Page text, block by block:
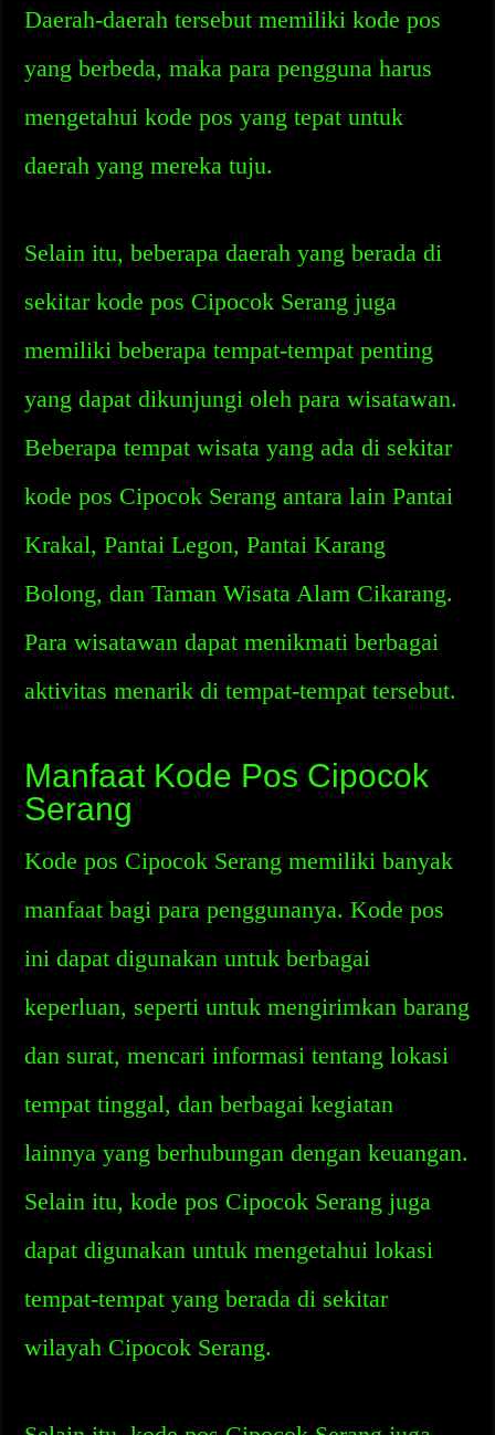
Daerah-daerah tersebut memiliki kode pos
yang berbeda, maka para pengguna harus
mengetahui kode pos yang tepat untuk
daerah yang mereka tuju.
Selain itu, beberapa daerah yang berada di
sekitar kode pos Cipocok Serang juga
memiliki beberapa tempat-tempat penting
yang dapat dikunjungi oleh para wisatawan.
Beberapa tempat wisata yang ada di sekitar
kode pos Cipocok Serang antara lain Pantai
Krakal, Pantai Legon, Pantai Karang
Bolong, dan Taman Wisata Alam Cikarang.
Para wisatawan dapat menikmati berbagai
aktivitas menarik di tempat-tempat tersebut.
Manfaat Kode Pos Cipocok
Serang
Kode pos Cipocok Serang memiliki banyak
manfaat bagi para penggunanya. Kode pos
ini dapat digunakan untuk berbagai
keperluan, seperti untuk mengirimkan barang
dan surat, mencari informasi tentang lokasi
tempat tinggal, dan berbagai kegiatan
lainnya yang berhubungan dengan keuangan.
Selain itu, kode pos Cipocok Serang juga
dapat digunakan untuk mengetahui lokasi
tempat-tempat yang berada di sekitar
wilayah Cipocok Serang.